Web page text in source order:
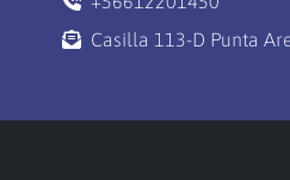
Casilla 113-D Punta